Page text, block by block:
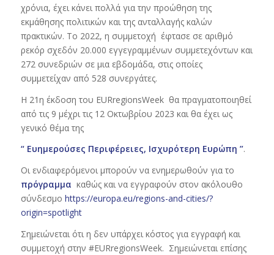
χρόνια, έχει κάνει πολλά για την προώθηση της
εκμάθησης πολιτικών και της ανταλλαγής καλών
πρακτικών. Το 2022, η συμμετοχή έφτασε σε αριθμό
ρεκόρ σχεδόν 20.000 εγγεγραμμένων συμμετεχόντων και
272 συνεδριών σε μια εβδομάδα, στις οποίες
συμμετείχαν από 528 συνεργάτες.
Η 21η έκδοση του EURregionsWeek θα πραγματοποιηθεί
από τις 9 μέχρι τις 12 Οκτωβρίου 2023 και θα έχει ως
γενικό θέμα της
“ Ευημερούσες Περιφέρειες, Ισχυρότερη Ευρώπη ”.
Οι ενδιαφερόμενοι μπορούν να ενημερωθούν για το
πρόγραμμα καθώς και να εγγραφούν στον ακόλουθο
σύνδεσμο https://europa.eu/regions-and-cities/?
origin=spotlight
Σημειώνεται ότι η δεν υπάρχει κόστος για εγγραφή και
συμμετοχή στην #EURregionsWeek. Σημειώνεται επίσης